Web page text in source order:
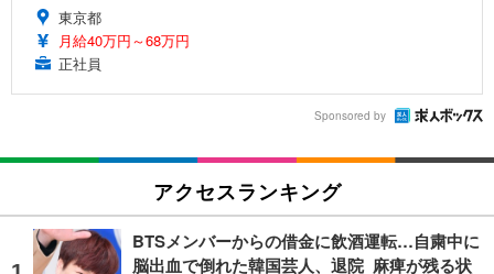
東京都
月給40万円～68万円
正社員
Sponsored by
アクセスランキング
BTSメンバーからの借金に飲酒運転…自粛中に
脳出血で倒れた韓国芸人、退院 麻痺が残る状